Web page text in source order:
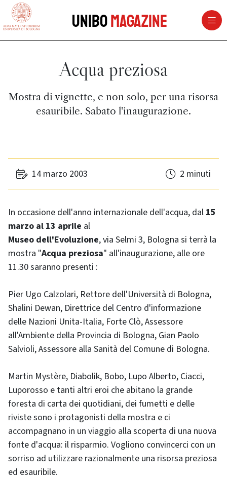
vai al contenuto della pagina
UniboMagazine
Acqua preziosa
Mostra di vignette, e non solo, per una risorsa
esauribile. Sabato l'inaugurazione.
14 marzo 2003 2 minuti
In occasione dell'anno internazionale dell'acqua, dal 15
marzo al 13 aprile al
Museo dell'Evoluzione, via Selmi 3, Bologna si terrà la
mostra "Acqua preziosa" all'inaugurazione, alle ore
11.30 saranno presenti :
Pier Ugo Calzolari, Rettore dell'Università di Bologna,
Shalini Dewan, Direttrice del Centro d'informazione
delle Nazioni Unita-Italia, Forte Clò, Assessore
all'Ambiente della Provincia di Bologna, Gian Paolo
Salvioli, Assessore alla Sanità del Comune di Bologna.
Martin Mystère, Diabolik, Bobo, Lupo Alberto, Ciacci,
Luporosso e tanti altri eroi che abitano la grande
foresta di carta dei quotidiani, dei fumetti e delle
riviste sono i protagonisti della mostra e ci
accompagnano in un viaggio alla scoperta di una nuova
fonte d'acqua: il risparmio. Vogliono convincerci con un
sorriso ad utilizzare razionalmente una risorsa preziosa
ed esauribile.